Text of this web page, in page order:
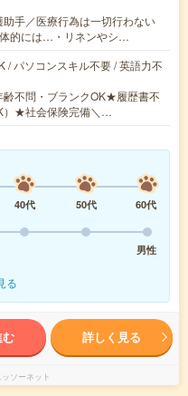
手／医療行為は一切行わない
的には…・リネンやシ…
/ パソコンスキル不要 / 英語力不
不問・ブランクOK★履歴書不
）★社会保険完備＼…
40代 50代
60代
男性
る
む 詳しく見る
ソーネット